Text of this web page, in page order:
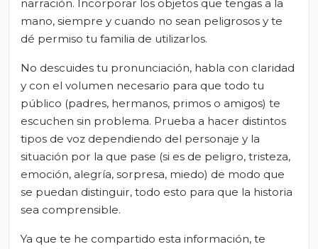
narración. Incorporar los objetos que tengas a la
mano, siempre y cuando no sean peligrosos y te
dé permiso tu familia de utilizarlos.
No descuides tu pronunciación, habla con claridad
y con el volumen necesario para que todo tu
público (padres, hermanos, primos o amigos) te
escuchen sin problema. Prueba a hacer distintos
tipos de voz dependiendo del personaje y la
situación por la que pase (si es de peligro, tristeza,
emoción, alegría, sorpresa, miedo) de modo que
se puedan distinguir, todo esto para que la historia
sea comprensible.
Ya que te he compartido esta información, te